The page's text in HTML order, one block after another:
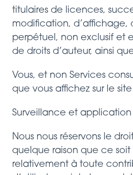
titulaires de licences,
modification, d’affichage,
perpétuel, non exclusif et
de droits d’auteur, ainsi
Vous, et non Services
que vous affichez sur le
Surveillance et
Nous nous réservons le
quelque raison que ce
relativement à toute